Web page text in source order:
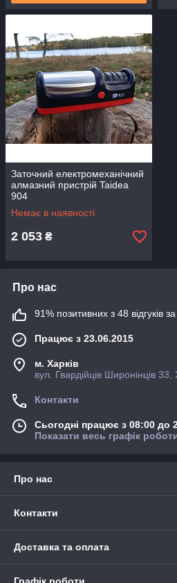
Заточний електромеханічний
алмазний пристрій Taidea
904
Немає в наявності
2 053 ₴
Про нас
91% позитивних з 48 відгуків за
Працює з 23.06.2015
м. Харків
вул. Гвардійців Широнінців 33,
Контакти
Сьогодні працює з 08:00 до
Показати весь графік
Про нас
Контакти
Доставка та оплата